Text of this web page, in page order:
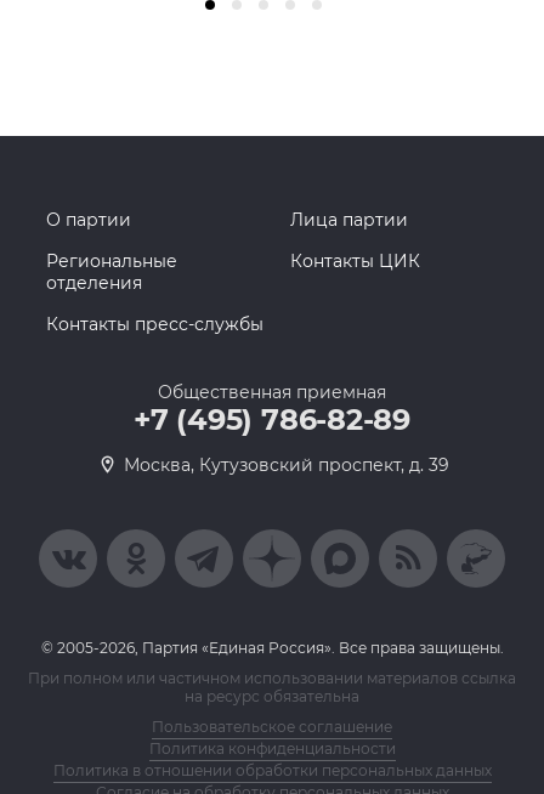
О партии
Лица партии
Региональные
отделения
Контакты ЦИК
Контакты пресс-службы
Общественная приемная
+7 (495) 786-82-89
Москва, Кутузовский проспект, д. 39
© 2005-2026, Партия «Единая Россия». Все права защищены.
При полном или частичном использовании материалов ссылка
на ресурс обязательна
Пользовательское соглашение
Политика конфиденциальности
Политика в отношении обработки персональных данных